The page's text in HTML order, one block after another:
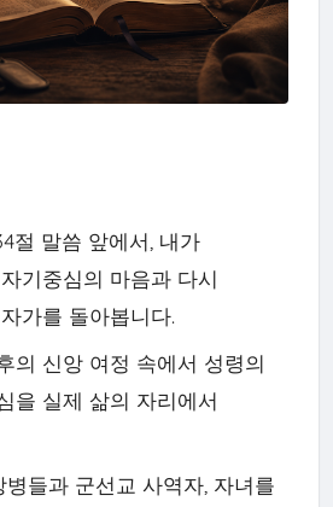
절 말씀 앞에서, 내가
기중심의 마음과 다시
가를 돌아봅니다.
의 신앙 여정 속에서 성령의
을 실제 삶의 자리에서
들과 군선교 사역자, 자녀를